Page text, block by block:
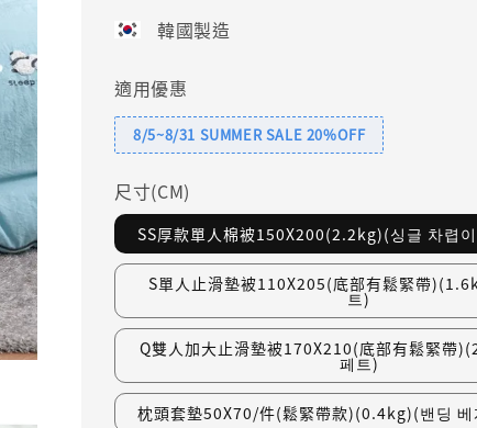
韓國製造
適用優惠
8/5~8/31 SUMMER SALE 20%OFF
尺寸(CM)
SS厚款單人棉被150X200(2.2kg)(싱글 차렵
S單人止滑墊被110X205(底部有鬆緊帶
트)
Q雙人加大止滑墊被170X210(底部有鬆緊帶
페트)
枕頭套墊50X70/件(鬆緊帶款)(0.4kg)(밴딩